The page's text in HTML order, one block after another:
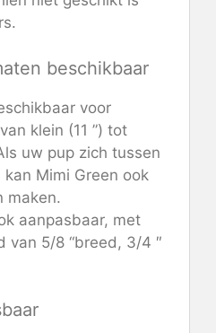
beschikbaar
voor
klein (11 ”) tot
uw pup zich tussen
Mimi Green ook
maken.
aanpasbaar, met
van 5/8 “breed, 3/4 ″